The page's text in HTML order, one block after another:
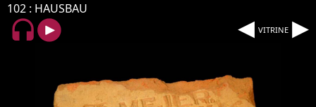
102 HAUSBAU ◂ VITRINE ▸